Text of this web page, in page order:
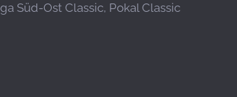
Süd-Ost Classic, Pokal Classic